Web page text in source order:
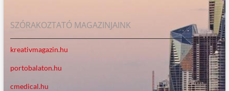
SZÓRAKOZTATÓ MAGAZINJAINK
kreativmagazin.hu
portobalaton.hu
cmedical.hu